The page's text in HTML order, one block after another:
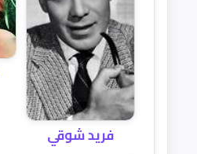
فريد شوقي